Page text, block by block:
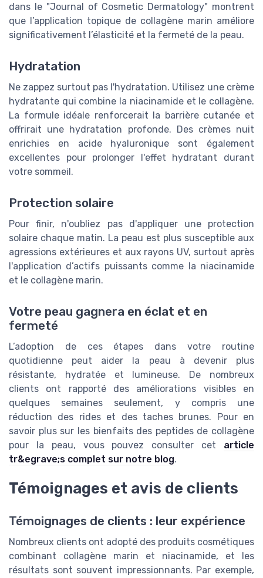
dans le "Journal of Cosmetic Dermatology" montrent
que l’application topique de collagène marin améliore
significativement l’élasticité et la fermeté de la peau.
Hydratation
Ne zappez surtout pas l'hydratation. Utilisez une crème
hydratante qui combine la niacinamide et le collagène.
La formule idéale renforcerait la barrière cutanée et
offrirait une hydratation profonde. Des crèmes nuit
enrichies en acide hyaluronique sont également
excellentes pour prolonger l'effet hydratant durant
votre sommeil.
Protection solaire
Pour finir, n'oubliez pas d'appliquer une protection
solaire chaque matin. La peau est plus susceptible aux
agressions extérieures et aux rayons UV, surtout après
l'application d’actifs puissants comme la niacinamide
et le collagène marin.
Votre peau gagnera en éclat et en
fermeté
L’adoption de ces étapes dans votre routine
quotidienne peut aider la peau à devenir plus
résistante, hydratée et lumineuse. De nombreux
clients ont rapporté des améliorations visibles en
quelques semaines seulement, y compris une
réduction des rides et des taches brunes. Pour en
savoir plus sur les bienfaits des peptides de collagène
pour la peau, vous pouvez consulter cet article
tr&egrave;s complet sur notre blog.
Témoignages et avis de clients
Témoignages de clients : leur expérience
Nombreux clients ont adopté des produits cosmétiques
combinant collagène marin et niacinamide, et les
résultats sont souvent impressionnants. Par exemple,